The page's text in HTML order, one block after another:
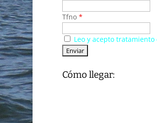
Tfno *
Aceptado
reglamento
Leo y acepto
Cómo llegar: